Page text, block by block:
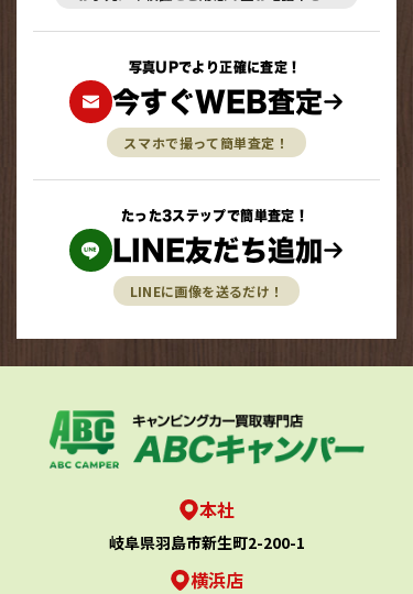
写真UPでより正確に査定！
今すぐWEB査定
スマホで撮って簡単査定！
たった3ステップで簡単査定！
LINE友だち追加
LINEに画像を送るだけ！
本社
岐阜県羽島市新生町2-200-1
横浜店